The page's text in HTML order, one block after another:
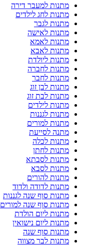
מתנות למעבר דירה
מתנות לחג לילדים
מתנות לגבר
מתנות לאישה
מתנות לאמא
מתנות לאבא
מתנות ליולדת
מתנות לחברה
מתנות לחבר
מתנות לבן זוג
מתנות לבת זוג
מתנות לילדים
מתנות לגננות
מתנות למורים
מתנה לסייעת
מתנות לכלה
מתנות לחתן
מתנות לסבתא
מתנות לסבא
מתנות להורים
מתנות לדודה ולדוד
מתנות סוף שנה לגננות
מתנות סוף שנה למורים
מתנות ליום הולדת
מתנות ליום נישואין
מתנות סוף שנה
מתנות לבר מצווה